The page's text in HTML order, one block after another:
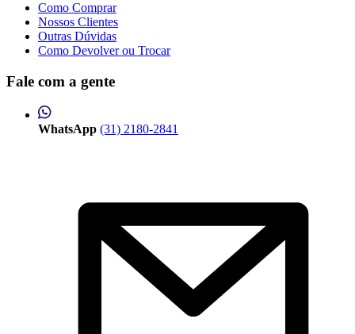
Como Comprar
Nossos Clientes
Outras Dúvidas
Como Devolver ou Trocar
Fale com a gente
WhatsApp (31) 2180-2841